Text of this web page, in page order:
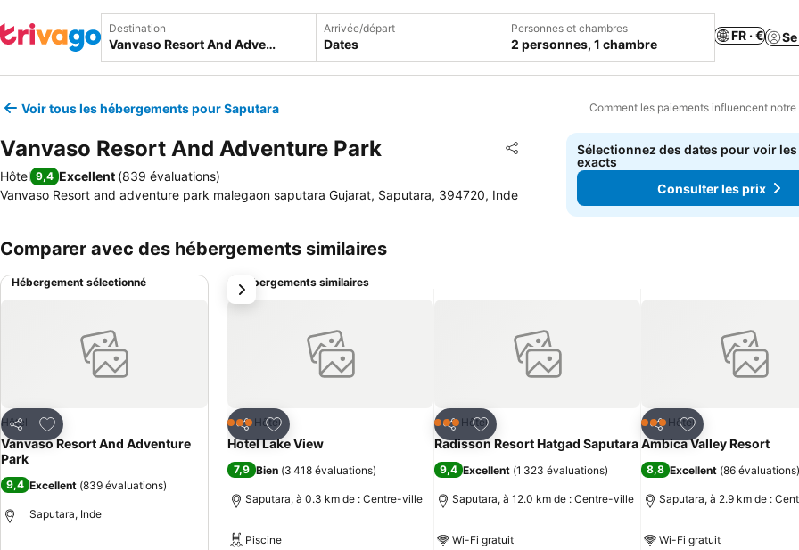
Destination Arrivée/départ
Dates
Personnes et chambres
2 personnes, 1 chambre
FR · €
Voir tous les hébergements pour Saputara Comment les paiements influencent
Vanvaso Resort And Adventure Park Partager
Ajouter à mes favoris
Hôtel 9,4 Excellent (839 évaluations)
Vanvaso Resort and adventure park malegaon saputara Gujarat, Saputara, 394720, Inde
Sélectionnez des dates pour voir
exacts
Consulter les prix
Comparer avec des hébergements similaires
Hébergement sélectionné
Partager
Ajouter à mes favoris
Hôtel
Vanvaso Resort And Adventure
Park
9,4 Excellent (839 évaluations)
Saputara, Inde
Hébergements similaires
Partager
Ajouter à mes favoris
3 ÉtoilesHôtel
Hotel Lake View
7,9 Bien (3 418 évaluations)
Saputara, à 0.3 km de : Centre-ville
Piscine
Partager
Ajouter à mes favoris
3 ÉtoilesHôtel
Radisson Resort Hatgad Saputara
9,4 Excellent (1 323 évaluations)
Saputara, à 12.0 km de : Centre-ville
Wi-Fi gratuit
Partager
Ajouter à mes
3 ÉtoilesHôtel
Ambica Valley Resort
8,8 Excellent (86 évaluations)
Saputara, à 2.9 km de :
Wi-Fi gratuit
suivant